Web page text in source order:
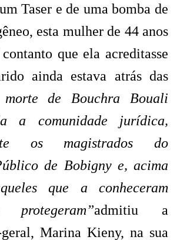
Taser e de uma bomba de
esta mulher de 44 anos
contanto que ela acreditasse
ainda estava atrás das
morte de Bouchra Bouali
a comunidade jurídica,
os magistrados do
de Bobigny e, acima
que a conheceram
admitiu a
geral, Marina Kieny, na sua